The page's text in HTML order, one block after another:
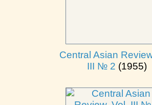
Central Asian
III № 2 (1955)